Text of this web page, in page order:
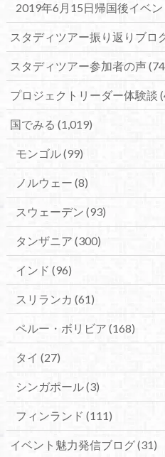
2019年6月15日帰国後イベ
スタディツアー振り返りブロ
スタディツアー参加者の声
プロジェクトリーダー体験談
国でみる (1,019)
モンゴル(99)
ノルウェー (8)
スウェーデン (93)
タンザニア (300)
インド (96)
スリランカ (61)
ペルー・ボリビア (168)
タイ (27)
シンガポール(3)
フィンランド (111)
イベント魅力発信ブログ(31)